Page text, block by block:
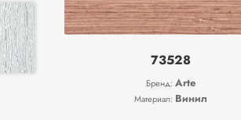
73528
Бренд:Arte
Материал: Винил